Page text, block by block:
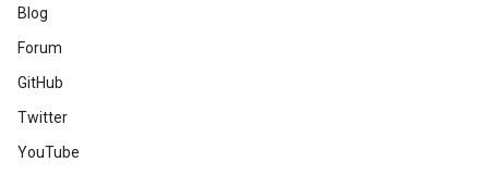
Blog
Forum
GitHub
Twitter
YouTube